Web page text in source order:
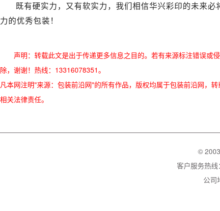
既有硬实力，又有软实力，我们相信华兴彩印的未来
力的优秀包装！
声明：转载此文是出于传递更多信息之目的。若有来源标注错误或
除，谢谢！热线：13316078351。
凡本网注明"来源：包装前沿网"的所有作品，版权均属于包装前沿网，
相关法律责任。
©
客户服务热
公司